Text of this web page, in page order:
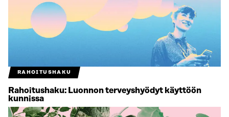
RAHOITUSHAKU
Rahoitushaku: Luonnon terveyshyödyt käyttöön
kunnissa